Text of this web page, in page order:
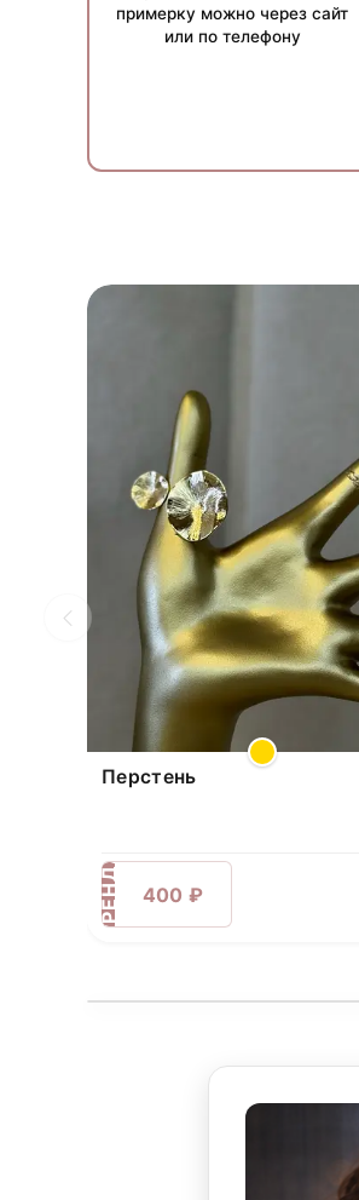
примерку можно через сайт
или по телефону
Перстень
АРЕНДА 400 ₽
Условия